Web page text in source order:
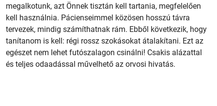
megalkotunk, azt Önnek tisztán kell tartania, megfelelően
kell használnia. Pácienseimmel közösen hosszú távra
tervezek, mindig számíthatnak rám. Ebből következik, hogy
tanítanom is kell: régi rossz szokásokat átalakítani. Ezt az
egészet nem lehet futószalagon csinálni! Csakis alázattal
és teljes odaadással művelhető az orvosi hivatás.